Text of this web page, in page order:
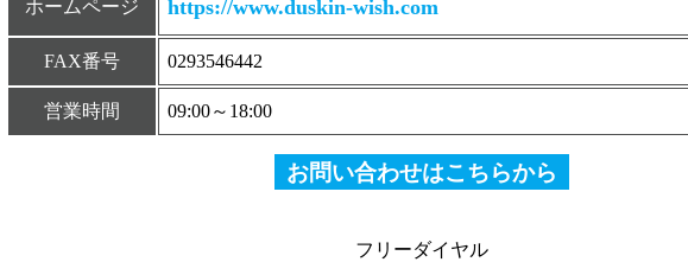
ホームページ https://www.duskin-wish.com
FAX番号 0293546442
営業時間 09:00～18:00
お問い合わせはこちらから
フリーダイヤル